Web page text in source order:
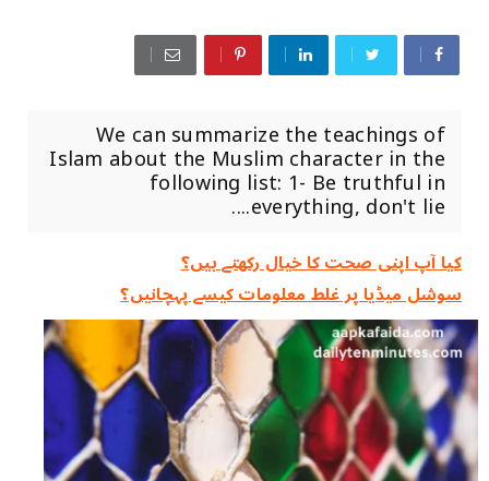
We can summarize the teachings of
Islam about the Muslim character in the
following list: 1- Be truthful in
everything, don't lie....
کیا آپ اپنی صحت کا خیال رکھتے ہیں؟
سوشل میڈیا پر غلط معلومات کیسے پہچانیں؟